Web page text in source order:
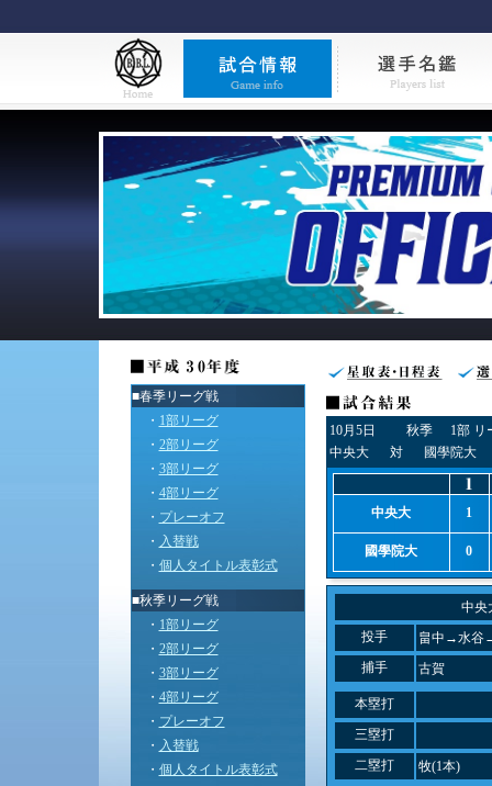
■春季リーグ戦
・ 1部リーグ
・ 2部リーグ
・ 3部リーグ
・ 4部リーグ
・ プレーオフ
・ 入替戦
・ 個人タイトル表彰式
■秋季リーグ戦
・ 1部リーグ
・ 2部リーグ
・ 3部リーグ
・ 4部リーグ
・ プレーオフ
・ 入替戦
・ 個人タイトル表彰式
10月5日 秋季
1部 リ
中央大
対 國學院大
中央大 1
國學院大 0
中央
投手
畠中→水谷
捕手
古賀
本塁打
三塁打
二塁打
牧(1本)